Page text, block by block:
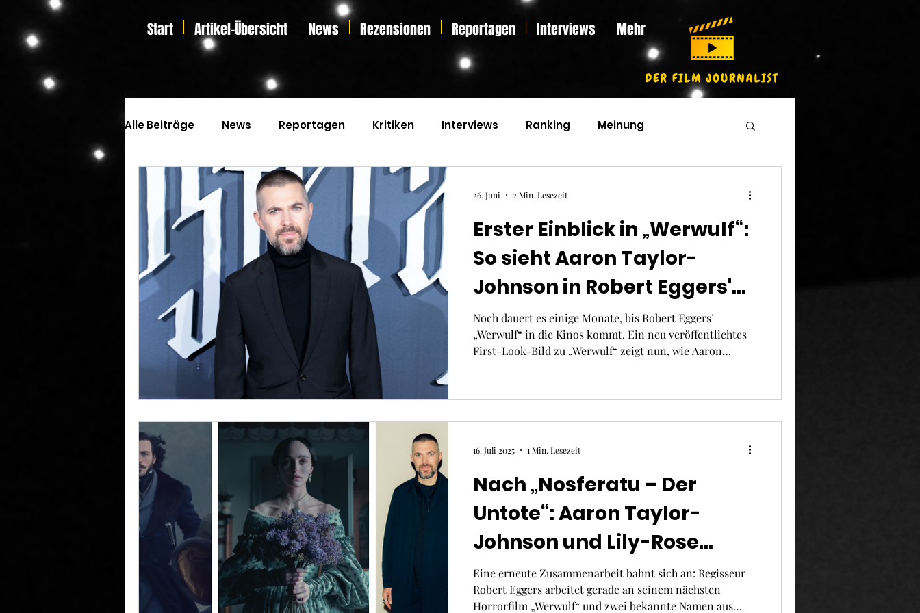
Start Artikel-Übersicht News Rezensionen Reportagen Interviews Mehr
Alle Beiträge News Reportagen Kritiken Interviews Ranking Meinung
Kinoprogramm Specials Home Entertainment
Erster Einblick in „Werwulf“:
So sieht Aaron Taylor-
Johnson in Robert Eggers'
neuem Film aus
Noch dauert es einige Monate, bis Robert Eggers’
„Werwulf“ in die Kinos kommt. Ein neu veröffentlichtes
First-Look-Bild zu „Werwulf“ zeigt nun, wie Aaron
26. Juni 2 Min. Lesezeit
Nach „Nosferatu – Der
Untote“: Aaron Taylor-
Johnson und Lily-Rose
Depp sind in Robert Eggers
„Werwulf“ wieder dabei?
Eine erneute Zusammenarbeit bahnt sich an: Regisseur
Robert Eggers arbeitet gerade an seinem nächsten
Horrorfilm „Werwulf“ und zwei bekannte Namen aus
16. Juli 2025 1 Min. Lesezeit